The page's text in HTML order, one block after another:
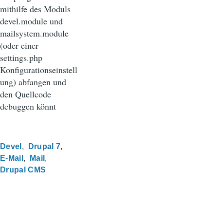
mithilfe des Moduls
devel.module und
mailsystem.module
(oder einer
settings.php
Konfigurationseinstell
ung) abfangen und
den Quellcode
debuggen könnt
Devel
Drupal 7
E-Mail
Mail
Drupal CMS